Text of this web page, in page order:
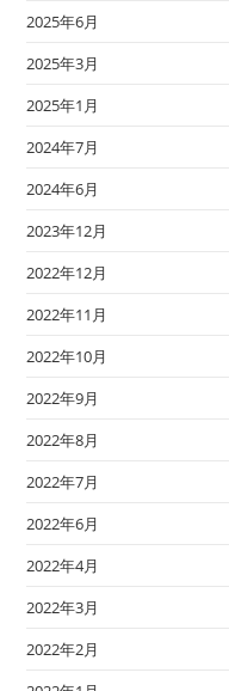
2025年6月
2025年3月
2025年1月
2024年7月
2024年6月
2023年12月
2022年12月
2022年11月
2022年10月
2022年9月
2022年8月
2022年7月
2022年6月
2022年4月
2022年3月
2022年2月